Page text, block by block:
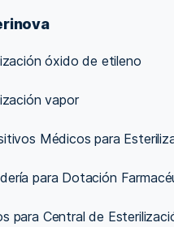
óxido de etileno
vapor
Médicos para
para Dotación
para Central de